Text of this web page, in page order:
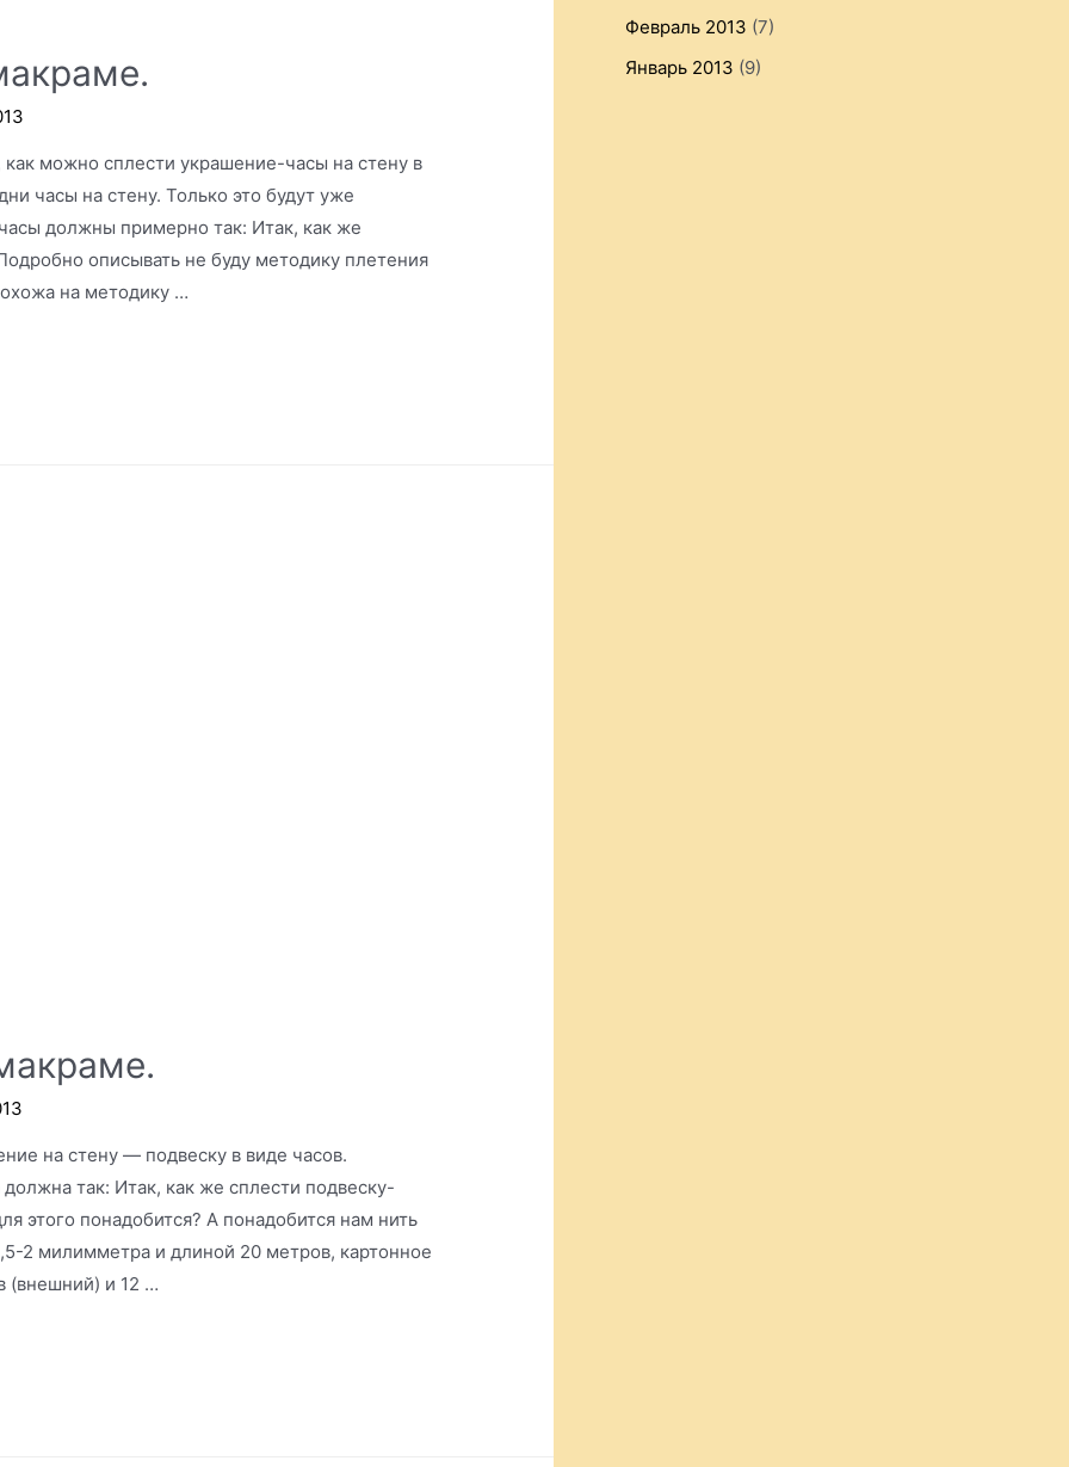
можно сплести украшение-часы на стену в
часы на стену. Только это будут уже
должны примерно так: Итак, как же
описывать не буду методику плетения
на методику …
на стену — подвеску в виде часов.
так: Итак, как же сплести подвеску-
этого понадобится? А понадобится нам нить
2 милимметра и длиной 20 метров, картонное
(внешний) и 12 …
Февраль 2013 (7)
Январь 2013 (9)